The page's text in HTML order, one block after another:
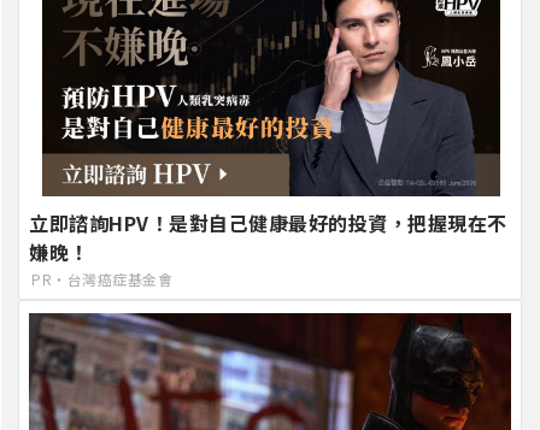
立即諮詢HPV！是對自己健康最好的投資，把握現在不
嫌晚！
PR・台灣癌症基金會